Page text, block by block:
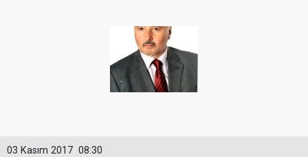
08:30
03 Kasım 2017